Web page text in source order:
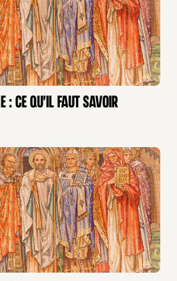
: ce qu'il faut savoir